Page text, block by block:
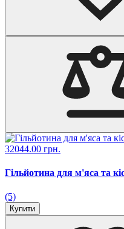
32044.00 грн.
Гільйотина для м'яса та
(5)
Купити